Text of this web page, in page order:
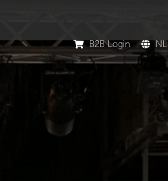
B2B Login NL